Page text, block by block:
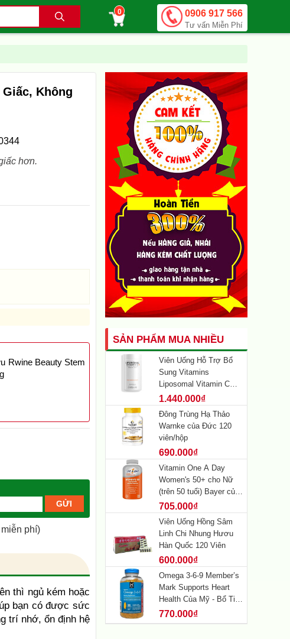
. 0 0906 917 566
Tư vấn Miễn Phí
SẢN PHẨM MUA NHIỀU
Viên Uống Hỗ Trợ Bổ
Sung Vitamins
Liposomal Vitamin C
Plus CodeAge Của Mỹ
180 viên
1.440.000₫
Đông Trùng Hạ Thảo
Warnke của Đức 120
viên/hộp
690.000₫
Vitamin One A Day
Women's 50+ cho Nữ
(trên 50 tuổi) Bayer của
Mỹ 300 viên
705.000₫
Viên Uống Hồng Sâm
Linh Chi Nhung Hươu
Hàn Quốc 120 Viên
600.000₫
Omega 3-6-9 Member’s
Mark Supports Heart
Health Của Mỹ - Bổ Tim
Mạch, Não, Mắt 325
viên
770.000₫
Không
hơn.
Rwine Beauty Stem
phí)
thì ngủ kém hoặc
bạn có được sức
trí nhớ, ổn định hệ